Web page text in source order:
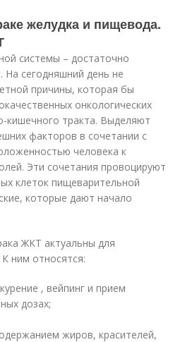
желудка и пищевода.
системы – достаточно
На сегодняшний день не
причины, которая бы
онкологических
кишечного тракта. Выделяют
факторов в сочетании с
человека к
Эти сочетания провоцируют
клеток пищеварительной
которые дают начало
ЖКТ актуальны для
ним относятся:
, вейпинг и прием
дозах;
жиров, красителей,